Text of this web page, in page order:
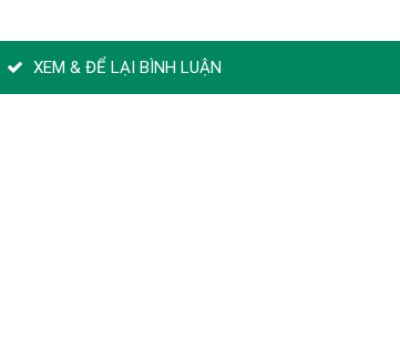
XEM & ĐỂ LẠI BÌNH LUẬN